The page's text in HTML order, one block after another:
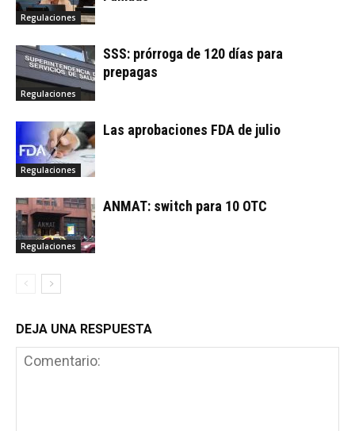
Regulaciones
Regulaciones
SSS: prórroga de 120 días para
prepagas
Regulaciones
Las aprobaciones FDA de julio
Regulaciones
ANMAT: switch para 10 OTC
DEJA UNA RESPUESTA